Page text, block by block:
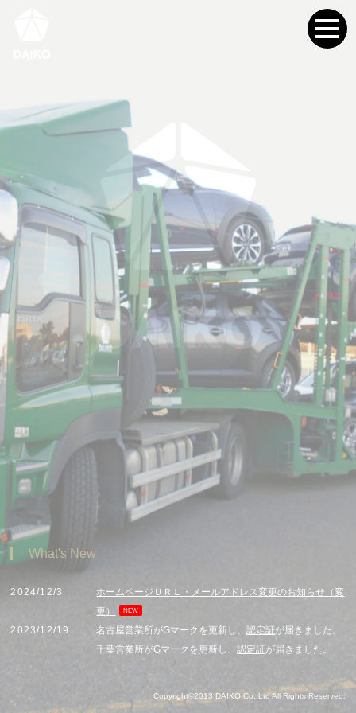
What's New
2024/12/3
ホームページＵＲＬ・メールアドレス変更のお知らせ（変
更）
NEW
2023/12/19 名古屋営業所がGマークを更新し、認定証が届きました。
千葉営業所がGマークを更新し、認定証が届きました。
Copyright©2013 DAIKO Co.,LtdAll Rights Reserved.